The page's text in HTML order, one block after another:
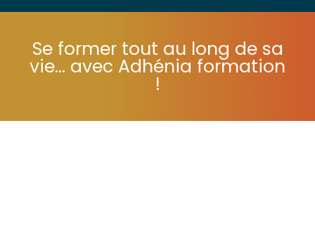
Se former tout au long de sa
vie... avec Adhénia formation
!